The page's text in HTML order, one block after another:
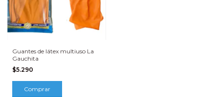
Guantes de látex multiuso La
Gauchita
$5.290
Comprar